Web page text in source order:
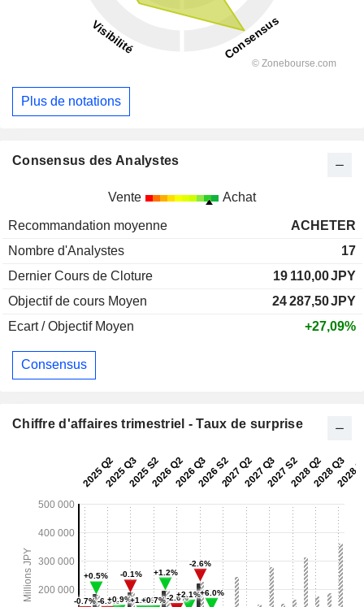
Plus de notations
Consensus des Analystes
Vente Achat
Recommandation moyenne
ACHETER
Nombre d'Analystes
17
Dernier Cours de Cloture
19 110,00JPY
Objectif de cours Moyen
24 287,50JPY
Ecart / Objectif Moyen
+27,09%
Consensus
Chiffre d'affaires trimestriel - Taux de surprise